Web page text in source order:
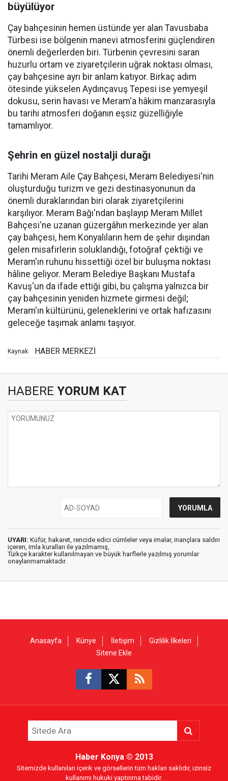
büyülüyor
Çay bahçesinin hemen üstünde yer alan Tavusbaba
Türbesi ise bölgenin manevi atmosferini güçlendiren
önemli değerlerden biri. Türbenin çevresini saran
huzurlu ortam ve ziyaretçilerin uğrak noktası olması,
çay bahçesine ayrı bir anlam katıyor. Birkaç adım
ötesinde yükselen Aydınçavuş Tepesi ise yemyeşil
dokusu, serin havası ve Meram'a hâkim manzarasıyla
bu tarihi atmosferi doğanın eşsiz güzelliğiyle
tamamlıyor.
Şehrin en güzel nostalji durağı
Tarihi Meram Aile Çay Bahçesi, Meram Belediyesi'nin
oluşturduğu turizm ve gezi destinasyonunun da
önemli duraklarından biri olarak ziyaretçilerini
karşılıyor. Meram Bağı'ndan başlayıp Meram Millet
Bahçesi'ne uzanan güzergâhın merkezinde yer alan
çay bahçesi, hem Konyalıların hem de şehir dışından
gelen misafirlerin soluklandığı, fotoğraf çektiği ve
Meram'ın ruhunu hissettiği özel bir buluşma noktası
hâline geliyor. Meram Belediye Başkanı Mustafa
Kavuş'un da ifade ettiği gibi, bu çalışma yalnızca bir
çay bahçesinin yeniden hizmete girmesi değil;
Meram'ın kültürünü, geleneklerini ve ortak hafızasını
geleceğe taşımak anlamı taşıyor.
Kaynak: HABER MERKEZİ
HABERE YORUM KAT
UYARI: Küfür, hakaret, rencide edici cümleler veya imalar, inançlara saldırı
içeren, imla kuralları ile yazılmamış,
Türkçe karakter kullanılmayan ve büyük harflerle yazılmış yorumlar
onaylanmamaktadır.
Anasayfa Künye İletişim
Gizlilik İlkeleri
Sitene Ekle
Haber Konya© 2013
Sitemizde kullanılan içerik ve görsellerin tüm hakları saklıdır, izinsiz
kullanımı hukuki yaptırıma tabidir.